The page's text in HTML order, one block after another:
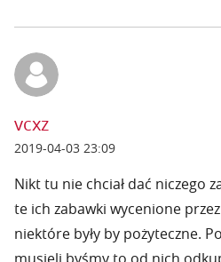
vcxz
2019-04-03 23:09
Nikt tu nie chciał dać niczego
te ich zabawki wycenione
niektóre były by pożyteczne.